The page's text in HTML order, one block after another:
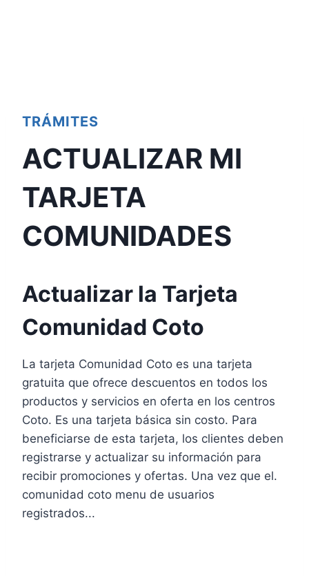
TRÁMITES
ACTUALIZAR MI
TARJETA
COMUNIDADES
Actualizar la Tarjeta
Comunidad Coto
La tarjeta Comunidad Coto es una tarjeta
gratuita que ofrece descuentos en todos los
productos y servicios en oferta en los centros
Coto. Es una tarjeta básica sin costo. Para
beneficiarse de esta tarjeta, los clientes deben
registrarse y actualizar su información para
recibir promociones y ofertas. Una vez que el.
comunidad coto menu de usuarios
registrados...